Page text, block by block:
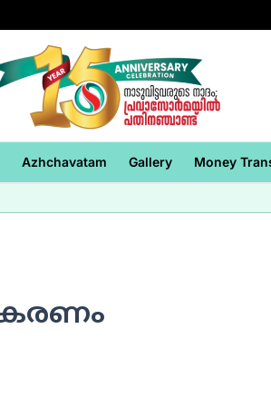
Azhchavatam Gallery Money